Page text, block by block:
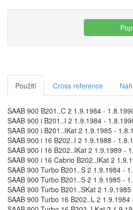
Použití Cross reference
SAAB 900 B201..C 2 1.9.1984 -
SAAB 900 i B201..I 2 1.9.1984 -
SAAB 900 i B201..IKat 2 1.9.1985 -
SAAB 900 i 16 B202..I 2 1.9.1988 -
SAAB 900 i 16 B202..IKat 2 1.9.1989 -
SAAB 900 i 16 Cabrio B202..IKat 2
SAAB 900 Turbo B201..S 2 1.9.1984 -
SAAB 900 Turbo B201..S 2 1.9.1985 -
SAAB 900 Turbo B201..SKat 2
SAAB 900 Turbo 16 B202..L 2 1.9.1984